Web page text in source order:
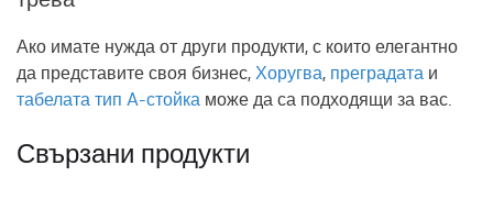
Ако имате нужда от други продукти, с които елегантно
да представите своя бизнес, Хоругва, преградата и
табелата тип A-стойка може да са подходящи за вас.
Свързани продукти